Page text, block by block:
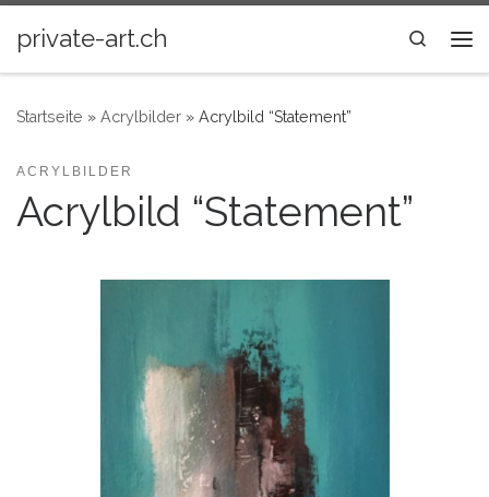
Zum Inhalt springen
private-art.ch
Search
Startseite » Acrylbilder » Acrylbild “Statement”
ACRYLBILDER
Acrylbild “Statement”